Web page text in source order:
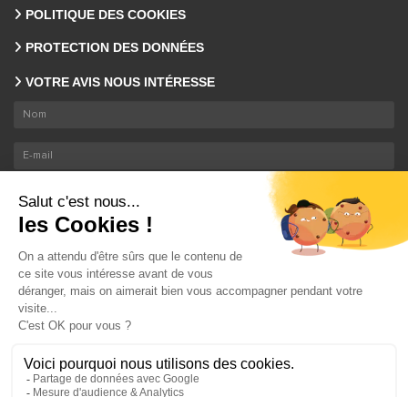
POLITIQUE DES COOKIES
PROTECTION DES DONNÉES
VOTRE AVIS NOUS INTÉRESSE
En envoyant ce formulaire, nous collectons votre email et nom. En savoir plus sur le